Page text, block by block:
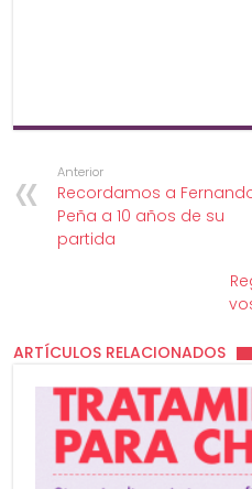
Anterior
Recordamos a
Peña a 10 años de su
partida
ARTÍCULOS RELACIONADOS